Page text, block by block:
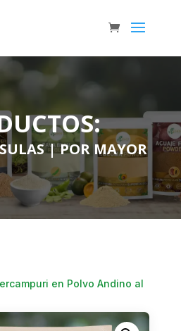
|POR MAYOR
en Polvo Andino al